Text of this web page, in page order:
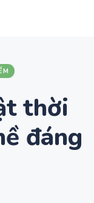
thời
đáng